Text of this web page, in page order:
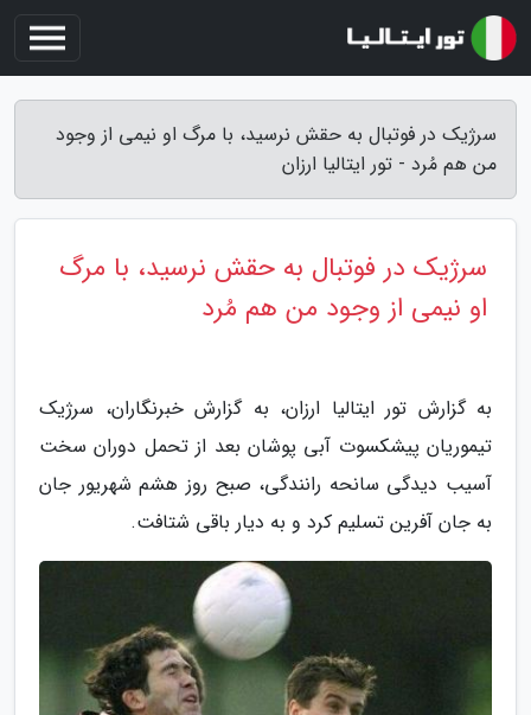
سرژیک در فوتبال به حقش نرسید، با مرگ او نیمی از وجود
من هم مُرد - تور ایتالیا ارزان
سرژیک در فوتبال به حقش نرسید، با مرگ
او نیمی از وجود من هم مُرد
به گزارش تور ایتالیا ارزان، به گزارش خبرنگاران، سرژیک
تیموریان پیشکسوت آبی پوشان بعد از تحمل دوران سخت
آسیب دیدگی سانحه رانندگی، صبح روز هشم شهریور جان
به جان آفرین تسلیم کرد و به دیار باقی شتافت.